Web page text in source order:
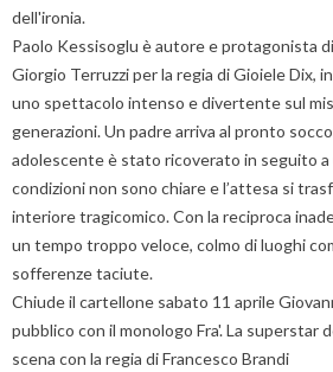
dell'ironia.
Paolo Kessisoglu è autore e protagonista
Giorgio Terruzzi per la regia di Gioiele Dix,
uno spettacolo intenso e divertente sul
generazioni. Un padre arriva al pronto
adolescente è stato ricoverato in seguito a
condizioni non sono chiare e l’attesa si
interiore tragicomico. Con la reciproca
un tempo troppo veloce, colmo di luoghi
sofferenze taciute.
Chiude il cartellone sabato 11 aprile
pubblico con il monologo Fra'. La superstar
scena con la regia di Francesco Brandi